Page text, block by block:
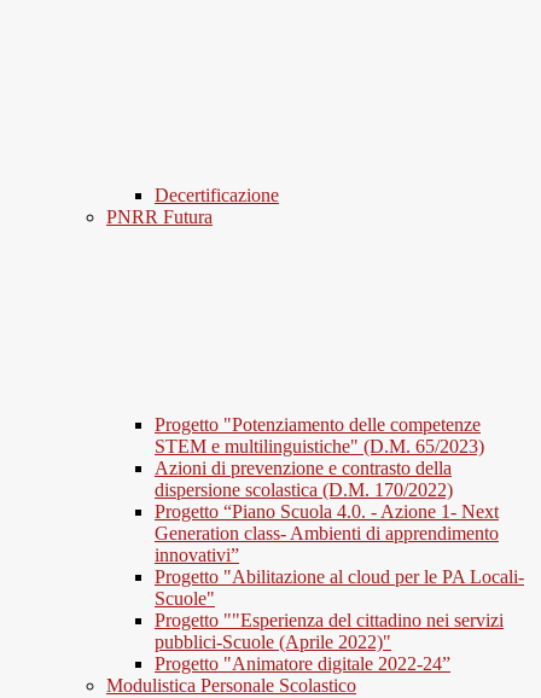
Decertificazione
PNRR Futura
Progetto "Potenziamento delle competenze
STEM e multilinguistiche" (D.M. 65/2023)
Azioni di prevenzione e contrasto della
dispersione scolastica (D.M. 170/2022)
Progetto “Piano Scuola 4.0. - Azione 1- Next
Generation class- Ambienti di apprendimento
innovativi”
Progetto "Abilitazione al cloud per le PA Locali-
Scuole"
Progetto ""Esperienza del cittadino nei servizi
pubblici-Scuole (Aprile 2022)"
Progetto "Animatore digitale 2022-24”
Modulistica Personale Scolastico